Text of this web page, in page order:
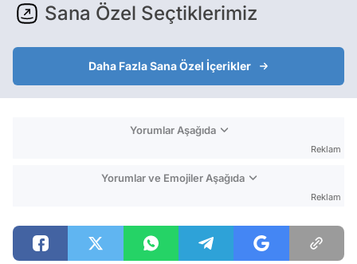
Sana Özel Seçtiklerimiz
Daha Fazla Sana Özel İçerikler
Yorumlar Aşağıda
Reklam
Yorumlar ve Emojiler Aşağıda
Reklam